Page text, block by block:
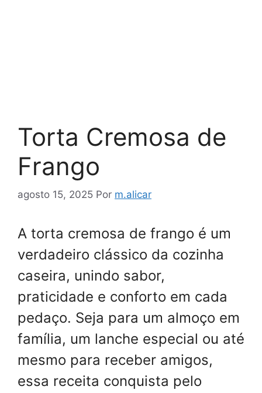
Torta Cremosa de
Frango
agosto 15, 2025 Por m.alicar
A torta cremosa de frango é um
verdadeiro clássico da cozinha
caseira, unindo sabor,
praticidade e conforto em cada
pedaço. Seja para um almoço em
família, um lanche especial ou até
mesmo para receber amigos,
essa receita conquista pelo